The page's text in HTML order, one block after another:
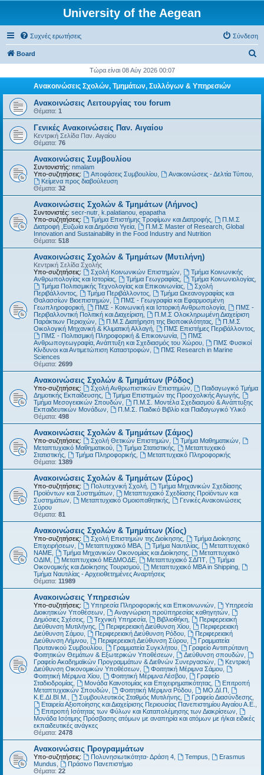
University of the Aegean
Συχνές ερωτήσεις Σύνδεση
Board
ζ
σ
Τώρα είναι 08 Αύγ 2026 00:07
Ανακοινώσεις Σχολών, Τμημάτων, Συλλόγων & Υπηρεσιών
Ανακοινώσεις Λειτουργίας του forum
Θέματα: 1
Γενικές Ανακοινώσεις Παν. Αιγαίου
Κεντρική Σελίδα Παν. Αιγαίου
Θέματα: 76
Ανακοινώσεις Συμβουλίου
Συντονιστής: nmalam
Υπο-συζητήσεις:
Αποφάσεις Συμβουλίου, Ανακοινώσεις - Δελτία Τύπου,
Kείμενα προς διαβούλευση
Θέματα: 32
Ανακοινώσεις Σχολών & Τμημάτων (Λήμνος)
Συντονιστές: secr-nutr k.palatianou epapatha
Υπο-συζητήσεις:
Τμήμα Επιστήμης Τροφίμων και Διατροφής,
Π.Μ.Σ
Διατροφή ,Ευζωία και Δημόσια Υγεία
Π.Μ.Σ Master of Research, Global
Innovation and Sustainability in the Food Industry and Nutrition
Θέματα: 518
Ανακοινώσεις Σχολών & Τμημάτων (Μυτιλήνη)
Κεντρική Σελίδα Σχολής
Υπο-συζητήσεις:
Σχολή Κοινωνικών Επιστημών
Τμήμα Κοινωνικής
Ανθρωπολογίας και Ιστορίας
Τμήμα Γεωγραφίας, Τμήμα Κοινωνιολογίας,
Τμήμα Πολιτισμικής Τεχνολογίας και Επικοινωνίας,
Σχολή
Περιβάλλοντος
Τμήμα Περιβάλλοντος,
Τμήμα Ωκεανογραφίας και
Θαλασσίων Βιοεπιστημών
ΠΜΣ - Γεωγραφία και Εφαρμοσμένη
Γεωπληροφορική
ΠΜΣ - Κοινωνική και Ιστορική Ανθρωπολογία,
ΠΜΣ -
Περιβαλλοντική Πολιτική και Διαχείριση
Π.Μ.Σ Ολοκληρωμένη Διαχείριση
Παράκτιων Περιοχών
Π.Μ.Σ Διατήρηση της Βιοποικιλότητας,
Π.Μ.Σ
Οικολογική Μηχανική & Κλιματική Αλλαγή
ΠΜΣ Επιστήμες Περιβάλλοντος,
ΠΜΣ - Πολιτισμική Πληροφορική & Επικοινωνία,
ΠΜΣ
Ανθρωπογεωγραφία, Ανάπτυξη και Σχεδιασμός του Χώρου
ΠΜΣ Φυσικοί
Κίνδυνοι και Αντιμετώπιση Καταστροφών
ΠΜΣ Research in Marine
Sciences
Θέματα: 2699
Ανακοινώσεις Σχολών & Τμημάτων (Ρόδος)
Υπο-συζητήσεις: Σχολή Ανθρωπιστικών Επιστημών
Παιδαγωγικό Τμήμα
Δημοτικής Εκπαίδευσης
Τμήμα Επιστημών της Προσχολικής Αγωγής,
Τμήμα Μεσογειακών Σπουδών
Π.Μ.Σ. Μοντέλα Σχεδιασμού & Ανάπτυξης
Εκπαιδευτικών Μονάδων
Π.Μ.Σ. Παιδικό Βιβλίο και Παιδαγωγικό Υλικό
Θέματα: 498
Ανακοινώσεις Σχολών & Τμημάτων (Σάμος)
Υπο-συζητήσεις: Σχολή Θετικών Επιστημών Τμήμα Μαθηματικών
Μεταπτυχιακό Μαθηματικού
Τμήμα Στατιστικής,
Μεταπτυχιακό
Στατιστικής
Τμήμα Πληροφορικής,
Μεταπτυχιακό Πληροφορικής
Θέματα: 1389
Ανακοινώσεις Σχολών & Τμημάτων (Σύρος)
Υπο-συζητήσεις: Πολυτεχνική Σχολή,
Τμήμα Μηχανικών Σχεδίασης
Προϊόντων και Συστημάτων
Μεταπτυχιακό Σχεδίασης Προϊόντων και
Συστημάτων
Μεταπτυχιακό Ομοιοπαθητικής,
Γενικές Ανακοινώσεις
Σύρου
Θέματα: 81
Ανακοινώσεις Σχολών & Τμημάτων (Χίος)
Υπο-συζητήσεις: Σχολή Επιστημών της Διοίκησης,
Τμήμα Διοίκησης
Επιχειρήσεων
Μεταπτυχιακό MBA, Τμήμα Ναυτιλίας,
Μεταπτυχιακό
ΝΑΜΕ
Τμήμα Μηχανικών Οικονομίας και Διοίκησης,
Μεταπτυχιακό
ΟΔΙΜ
Μεταπτυχιακό ΜΕΔΜΟΔΕ, Μεταπτυχιακό ΣΔΠΤ,
Τμήμα
Οικονομικής και Διοίκησης Τουρισμού
Μεταπτυχιακό MBA in Shipping,
Τμήμα Ναυτιλίας - Αρχειοθετημένες Αναρτήσεις
Θέματα: 11989
Ανακοινώσεις Υπηρεσιών
Υπο-συζητήσεις: Υπηρεσία Πληροφορικής και Επικοινωνιών
Υπηρεσία
Διοικητικών Υποθέσεων
Αναγνώριση προϋπηρεσίας καθηγητών
Δημόσιες Σχέσεις
Τεχνική Υπηρεσία, Βιβλιοθήκη,
Περιφερειακή
Διεύθυνση Μυτιλήνης
Περιφερειακή Διεύθυνση Χίου,
Περιφερειακή
Διεύθυνση Σάμου
Περιφερειακή Διεύθυνση Ρόδου,
Περιφερειακή
Διεύθυνση Λήμνου
Περιφερειακή Διεύθυνση Σύρου,
Γραμματεία
Πρυτανικού Συμβουλίου
Γραμματεία Συγκλήτου,
Γραφείο Αντιπρύτανη
Φοιτητικών Θεμάτων & Εξωτερικών Υποθέσεων
Διεύθυνση σπουδών
Γραφείο Ακαδημαϊκών Προγραμμάτων & Διεθνών Συνεργασιών
Κεντρική
Διεύθυνση Οικονομικών Υποθέσεων
Φοιτητική Μέριμνα Σάμου,
Φοιτητική Μέριμνα Χίου
Φοιτητική Μέριμνα Λέσβου,
Γραφείο
Σταδιοδρομίας
Μονάδα Καινοτομίας και Επιχειρηματικότητας,
Επιτροπή
Μεταπτυχιακών Σπουδών
Φοιτητική Μέριμνα Ρόδου, ΜΟ.ΔΙ.Π
Κ.Ε.ΔΙ.ΒΙ.Μ.
Συμβουλευτικός Σταθμός Μυτιλήνης, Γραφείο Διασύνδεσης,
Εταιρεία Αξιοποίησης και Διαχείρισης Περιουσίας Πανεπιστημίου Αιγαίου Α.Ε.
Επιτροπή Ισότητας των Φύλων και Καταπολέμησης των Διακρίσεων
Μονάδα Ισότιμης Πρόσβασης ατόμων με αναπηρία και ατόμων με ή/και ειδικές
εκπαιδευτικές ανάγκες
Θέματα: 2478
Ανακοινώσεις Προγραμμάτων
Υπο-συζητήσεις: Πολυνησιωτικότητα- Δράση 4, Tempus
Erasmus
Mundus
Πράσινο Πανεπιστήμιο
Θέματα: 22